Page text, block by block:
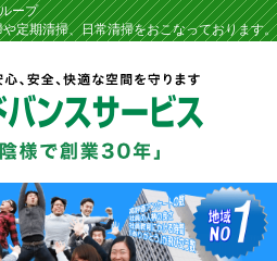
ープ
や定期清掃、日常清掃をおこなっております。